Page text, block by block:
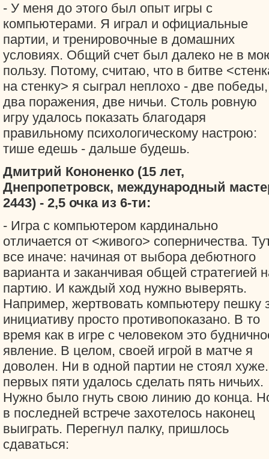
- У меня до этого был опыт игры с
компьютерами. Я играл и официальные
партии, и тренировочные в домашних
условиях. Общий счет был далеко не в
пользу. Потому, считаю, что в битве
на стенку> я сыграл неплохо - две победы,
два поражения, две ничьи. Столь ровную
игру удалось показать благодаря
правильному психологическому настрою:
тише едешь - дальше будешь.
Дмитрий Кононенко (15 лет,
Днепропетровск, международный
2443) - 2,5 очка из 6-ти:
- Игра с компьютером кардинально
отличается от <живого> соперничества.
все иначе: начиная от выбора дебютного
варианта и заканчивая общей стратегией
партию. И каждый ход нужно выверять.
Например, жертвовать компьютеру пешку
инициативу просто противопоказано. В то
время как в игре с человеком это
явление. В целом, своей игрой в матче я
доволен. Ни в одной партии не стоял
первых пяти удалось сделать пять ничьих.
Нужно было гнуть свою линию до конца.
в последней встрече захотелось наконец
выиграть. Перегнул палку, пришлось
сдаваться: